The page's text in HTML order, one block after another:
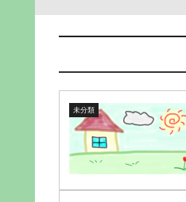
未分類